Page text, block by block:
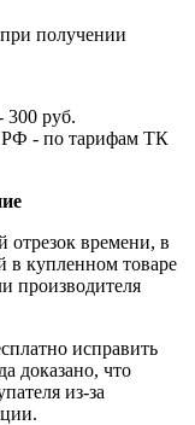
получении
300 руб.
- по тарифам ТК
отрезок времени, в
в купленном товаре
производителя
исправить
доказано, что
из-за